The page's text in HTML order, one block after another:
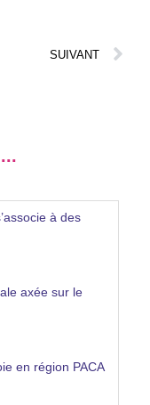
SUIVANT
à des
axée sur le
en région PACA